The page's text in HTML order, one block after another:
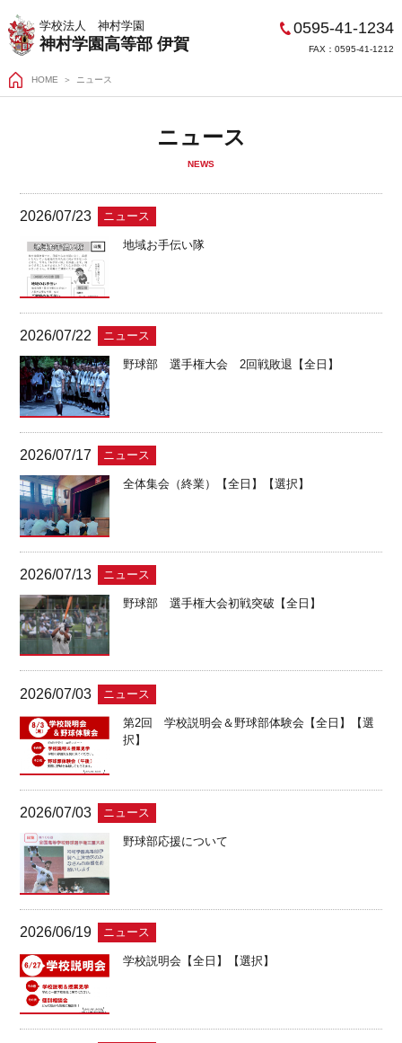
学校法人 神村学園
神村学園高等部 伊賀
0595-41-1234
FAX：0595-41-1212
HOME ＞ ニュース
ニュース
NEWS
2026/07/23 ニュース
地域お手伝い隊
2026/07/22 ニュース
野球部 選手権大会 2回戦敗退【全日】
2026/07/17 ニュース
全体集会（終業）【全日】【選択】
2026/07/13 ニュース
野球部 選手権大会初戦突破【全日】
2026/07/03 ニュース
第2回 学校説明会＆野球部体験会【全日】【選
択】
2026/07/03 ニュース
野球部応援について
2026/06/19 ニュース
学校説明会【全日】【選択】